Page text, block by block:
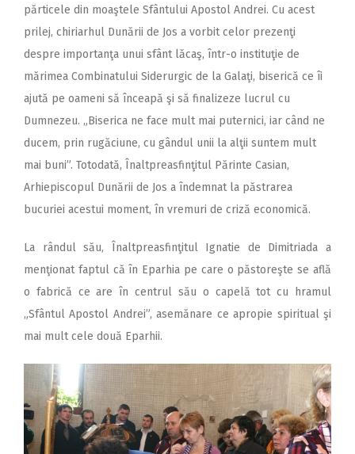
părticele din moaştele Sfântului Apostol Andrei. Cu acest
prilej, chiriarhul Dunării de Jos a vorbit celor prezenţi
despre importanţa unui sfânt lăcaş, într-o instituţie de
mărimea Combinatului Siderurgic de la Galaţi, biserică ce îi
ajută pe oameni să înceapă şi să finalizeze lucrul cu
Dumnezeu. „Biserica ne face mult mai puternici, iar când ne
ducem, prin rugăciune, cu gândul unii la alţii suntem mult
mai buni”. Totodată, Înaltpreasfinţitul Părinte Casian,
Arhiepiscopul Dunării de Jos a îndemnat la păstrarea
bucuriei acestui moment, în vremuri de criză economică.
La rândul său, Înaltpreasfinţitul Ignatie de Dimitriada a
menţionat faptul că în Eparhia pe care o păstoreşte se află
o fabrică ce are în centrul său o capelă tot cu hramul
„Sfântul Apostol Andrei”, asemănare ce apropie spiritual şi
mai mult cele două Eparhii.